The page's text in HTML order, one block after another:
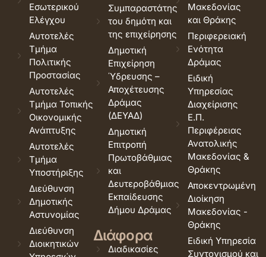
Εσωτερικού
Ελέγχου
Αυτοτελές
Τμήμα
Πολιτικής
Προστασίας
Αυτοτελές
Τμήμα Τοπικής
Οικονομικής
Ανάπτυξης
Αυτοτελές
Τμήμα
Υποστήριξης
Διεύθυνση
Δημοτικής
Αστυνομίας
Διεύθυνση
Διοικητικών
Συμπαραστάτης
του δημότη και
της επιχείρησης
Δημοτική
Επιχείρηση
Ύδρευσης –
Αποχέτευσης
Δράμας
(ΔΕΥΑΔ)
Δημοτική
Επιτροπή
Πρωτοβάθμιας
και
Δευτεροβάθμιας
Εκπαίδευσης
Δήμου Δράμας
Διάφορα
Διαδικασίες
Μακεδονίας
και Θράκης
Περιφερειακή
Ενότητα
Δράμας
Ειδική
Υπηρεσίας
Διαχείρισης
Ε.Π.
Περιφέρειας
Ανατολικής
Μακεδονίας &
Θράκης
Αποκεντρωμένη
Διοίκηση
Μακεδονίας -
Θράκης
Ειδική Υπηρεσία
Συντονισμού και